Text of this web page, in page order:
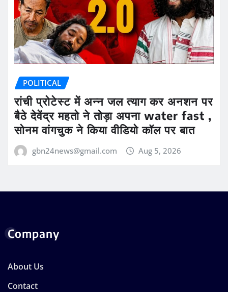
POLITICAL
रांची प्रोटेस्ट में अन्न जल त्याग कर अनशन पर
बैठे देवेंद्र महतो ने तोड़ा अपना water fast ,
सोनम वांगचुक ने किया वीडियो कॉल पर बात
gbn24news@gmail.com Aug 5, 2026
Company
About Us
Contact